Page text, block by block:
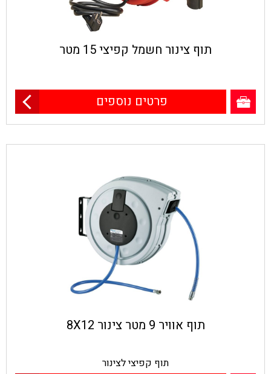
תוף צינור חשמל קפיצי 15 מטר
פרטים נוספים
תוף אוויר 9 מטר צינור 8X12
תוף קפיצי לצינור